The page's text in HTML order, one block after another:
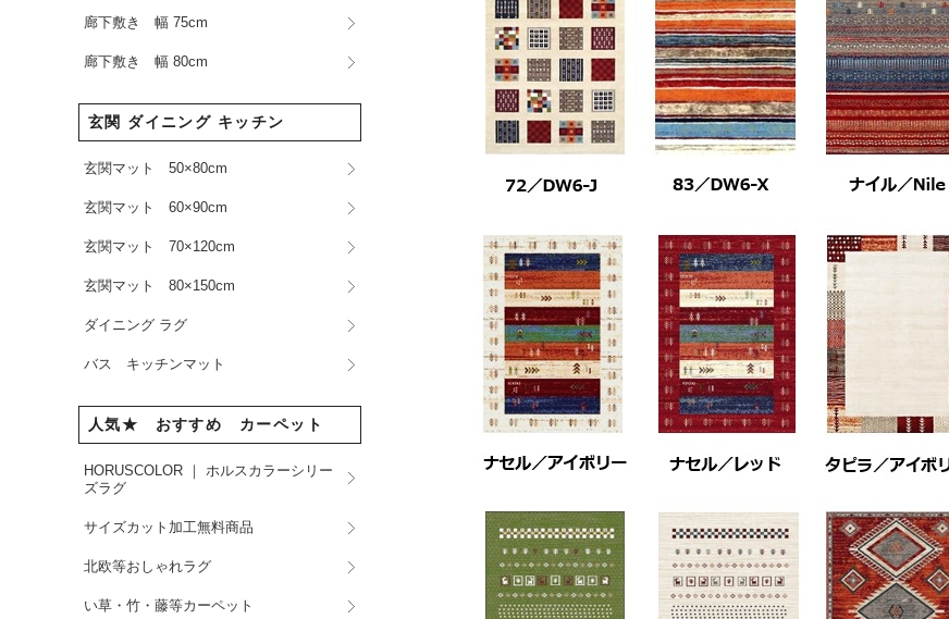
廊下敷き 幅 75cm
廊下敷き 幅 80cm
玄関 ダイニング キッチン
玄関マット 50×80cm
玄関マット 60×90cm
玄関マット 70×120cm
玄関マット 80×150cm
ダイニング ラグ
バス キッチンマット
人気★ おすすめ カーペット
HORUSCOLOR ｜ ホルスカラーシリー
ズラグ
サイズカット加工無料商品
北欧等おしゃれラグ
い草・竹・藤等カーペット